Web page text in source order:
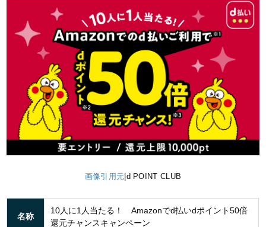
画像引用元 |d POINT CLUB
名称
10人に1人当たる！ Amazonでd払いdポイント50倍
還元チャンスキャンペーン